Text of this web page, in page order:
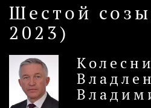
Шестой
2023)
Владлен